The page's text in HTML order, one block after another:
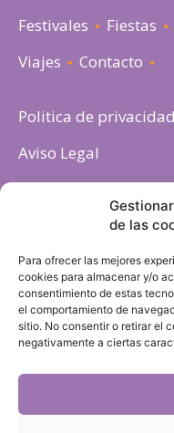
de las
Para ofrecer las mejores
cookies para almacenar y/o
consentimiento de estas
el comportamiento de
sitio. No consentir o retirar el
negativamente a ciertas
Festivales
Fiestas
Viajes
Contacto
Politica de privacidad
Aviso Legal
Política de cookies